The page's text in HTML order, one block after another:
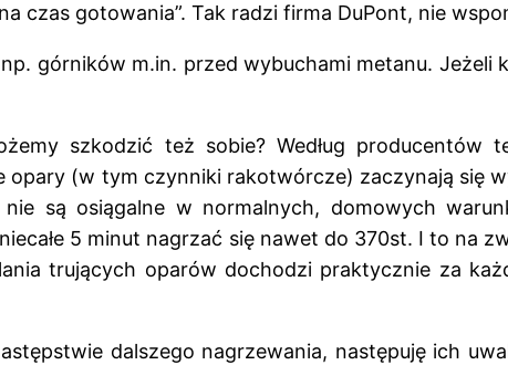
czas gotowania”. Tak radzi firma DuPont, nie
górników m.in. przed wybuchami metanu. Jeżeli
szkodzić też sobie? Według producentów
opary (w tym czynniki rakotwórcze) zaczynają się
są osiągalne w normalnych, domowych
5 minut nagrzać się nawet do 370st. I to na
trujących oparów dochodzi praktycznie za
dalszego nagrzewania, następuję ich